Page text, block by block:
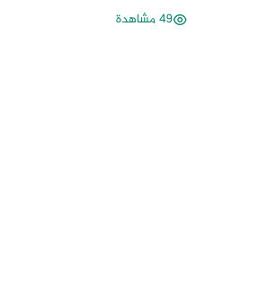
49 مشاهدة